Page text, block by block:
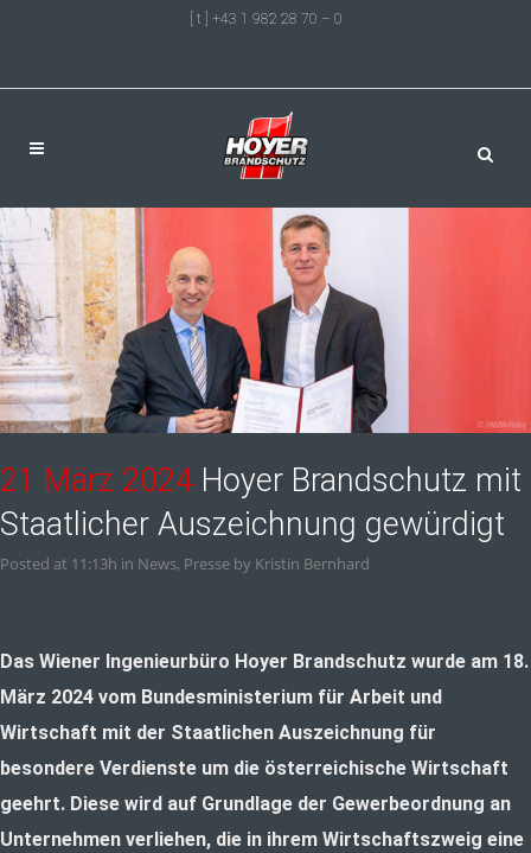
[ t ] +43 1 982 28 70 – 0
21 März 2024 Hoyer Brandschutz mit
Staatlicher Auszeichnung gewürdigt
Posted at 11:13h in News, Presse by Kristin Bernhard
Das Wiener Ingenieurbüro Hoyer Brandschutz wurde am 18.
März 2024 vom Bundesministerium für Arbeit und
Wirtschaft mit der Staatlichen Auszeichnung für
besondere Verdienste um die österreichische Wirtschaft
geehrt. Diese wird auf Grundlage der Gewerbeordnung an
Unternehmen verliehen, die in ihrem Wirtschaftszweig eine